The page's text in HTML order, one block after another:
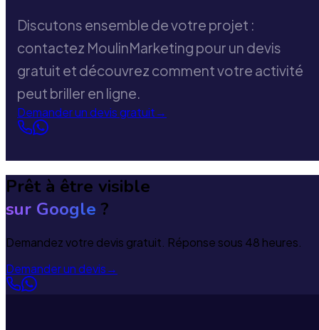
Discutons ensemble de votre projet :
contactez MoulinMarketing pour un devis
gratuit et découvrez comment votre activité
peut briller en ligne.
Demander un devis gratuit→
Prêt à être visible
sur Google ?
Demandez votre devis gratuit. Réponse sous 48 heures.
Demander un devis→